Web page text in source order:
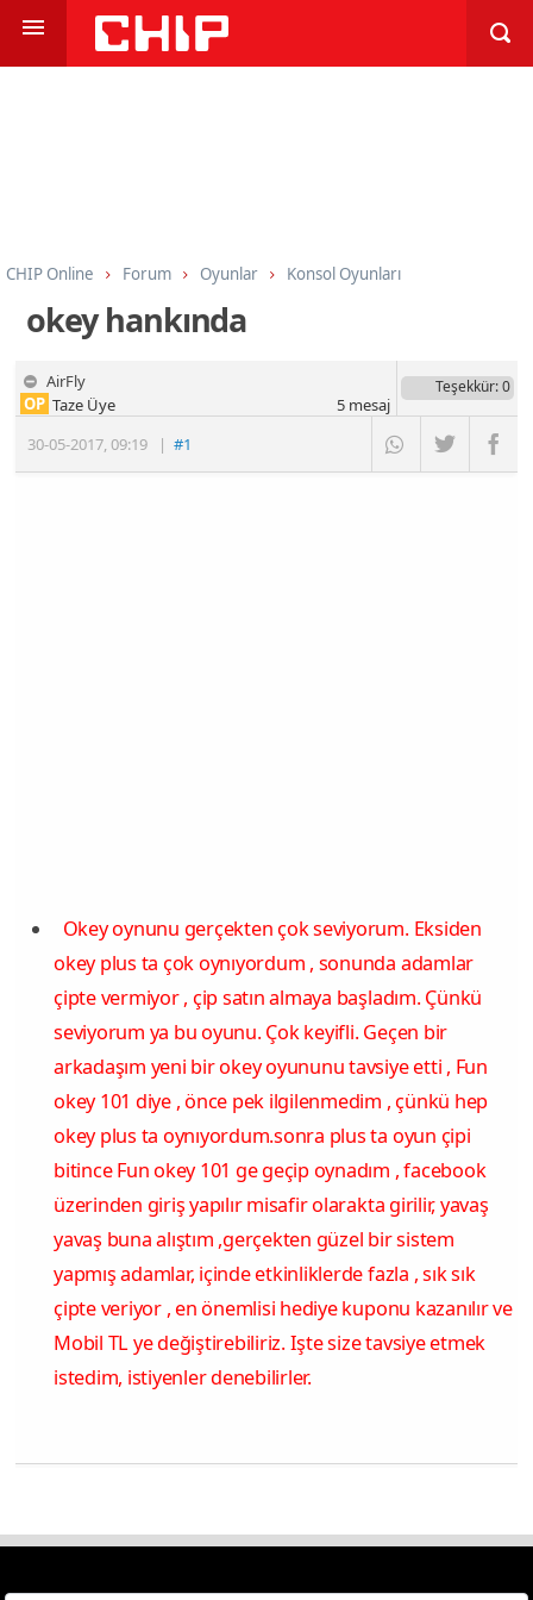
CHIP Online Forum Oyunlar Konsol Oyunları
okey hankında
AirFly
30-05-2017,09:19 |#1
OP Taze Üye
Teşekkür: 0
5mesaj
Okey oynunu gerçekten çok seviyorum. Eksiden
okey plus ta çok oynıyordum , sonunda adamlar
çipte vermiyor , çip satın almaya başladım. Çünkü
seviyorum ya bu oyunu. Çok keyifli. Geçen bir
arkadaşım yeni bir okey oyununu tavsiye etti , Fun
okey 101 diye , önce pek ilgilenmedim , çünkü hep
okey plus ta oynıyordum.sonra plus ta oyun çipi
bitince Fun okey 101 ge geçip oynadım , facebook
üzerinden giriş yapılır misafir olarakta girilir, yavaş
yavaş buna alıştım ,gerçekten güzel bir sistem
yapmış adamlar, içinde etkinliklerde fazla , sık sık
çipte veriyor , en önemlisi hediye kuponu kazanılır ve
Mobil TL ye değiştirebiliriz. Işte size tavsiye etmek
istedim, istiyenler denebilirler.